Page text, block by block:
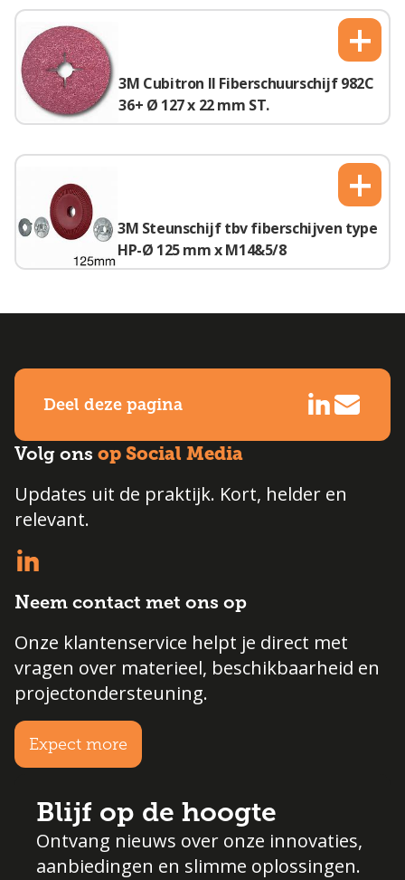
3M Cubitron II Fiberschuurschijf 982C
36+ Ø 127 x 22 mm ST.
+
3M Steunschijf tbv fiberschijven type
HP-Ø 125 mm x M14&5/8
+
Deel deze pagina
Volg ons op Social Media
Updates uit de praktijk. Kort, helder en
relevant.
Neem contact met ons op
Onze klantenservice helpt je direct met
vragen over materieel, beschikbaarheid en
projectondersteuning.
Expect more
Blijf op de hoogte
Ontvang nieuws over onze innovaties,
aanbiedingen en slimme oplossingen.